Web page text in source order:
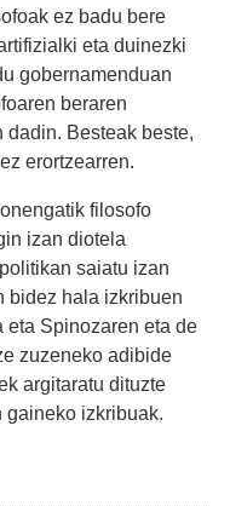
ez badu bere
eta duinezki
gobernamenduan
beraren
Besteak beste,
erortzearren.
filosofo
izan diotela
saiatu izan
bidez hala izkribuen
eta Spinozaren eta de
zuzeneko adibide
argitaratu dituzte
gaineko izkribuak.